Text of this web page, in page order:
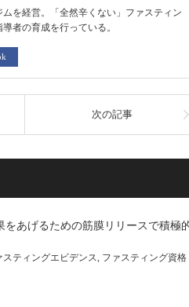
を経営。「全然辛くない」ファスティン
者の育成を行っている。
次の記事
をあげるための筋膜リリースで積極
スティングエビデンス, ファスティング資格